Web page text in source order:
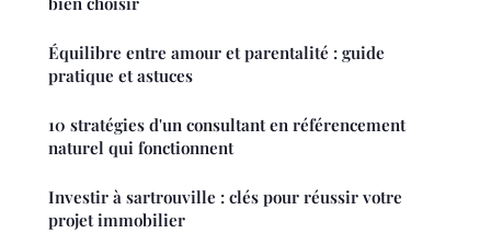
Équilibre entre amour et parentalité : guide
pratique et astuces
10 stratégies d'un consultant en référencement
naturel qui fonctionnent
Investir à sartrouville : clés pour réussir votre
projet immobilier